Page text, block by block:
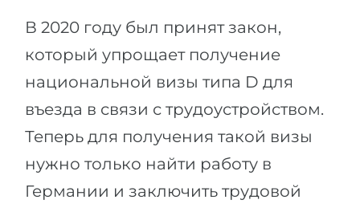
В 2020 году был принят закон,
который упрощает получение
национальной визы типа D для
въезда в связи с трудоустройством.
Теперь для получения такой визы
нужно только найти работу в
Германии и заключить трудовой